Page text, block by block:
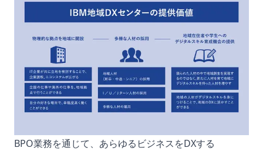
BPO業務を通じて、あらゆるビジネスをDXする